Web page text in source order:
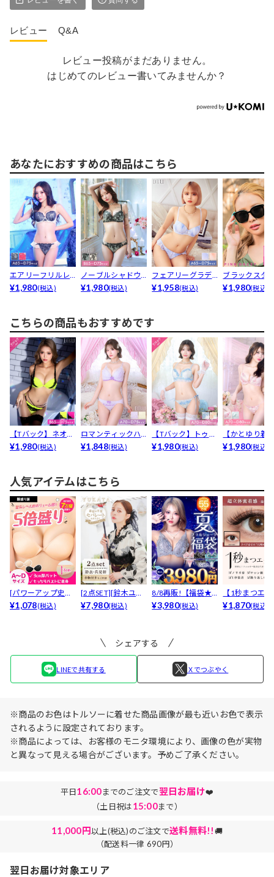
レビュー Q&A
レビュー投稿がまだありません。
はじめてのレビュー書いてみませんか？
あなたにおすすめの商品はこちら
エアリーフリルレ
ースブラジャー&...
¥1,980(税込)
ノーブルシャドウ
フラワーブラジャ
¥1,980(税込)
フェアリーグラデ
ーションブラジャ
¥1,958(税込)
ブラックスタ
サングラス
¥1,980(税込)
こちらの商品もおすすめです
【Tバック】ネオン
ブラックレースブ
¥1,980(税込)
ロマンティックハ
ートレースブラジ
¥1,848(税込)
【Tバック】トゥウ
ィンクルケミカル
¥1,980(税込)
【かとゆり着
エフェメラル
¥1,980(税込)
人気アイテムはこちら
[パワーアップ史上
最強5倍盛りアップ
¥1,078(税込)
[2点SET][鈴木ユリ
ア(baby)...
¥7,980(税込)
8/8再販!【福袋★
ブラセット3点
¥3,980(税込)
【1秒まつエ
リュームタイ
¥1,870(税込)
シェアする
LINEで共有する Ｘでつぶやく
※商品のお色はトルソーに着せた商品画像が最も近いお色で表示
されるように設定されております。
※商品によっては、お客様のモニタ環境により、画像の色が実物
と異なって見える場合がございます。予めご了承ください。
平日16:00までのご注文で翌日お届け❤️
（土日祝は15:00まで）
11,000円以上(税込)のご注文で送料無料!!🚚
（配送料一律 690円）
翌日お届け対象エリア